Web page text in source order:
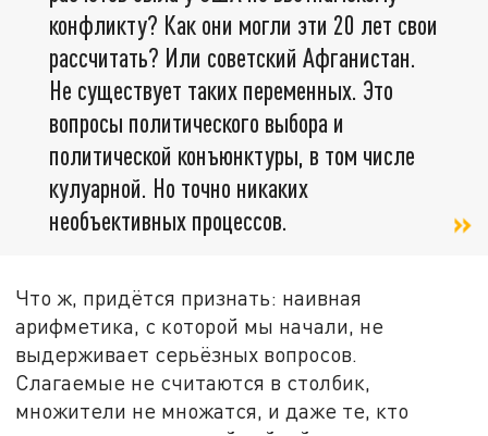
конфликту? Как они могли эти 20 лет свои
рассчитать? Или советский Афганистан.
Не существует таких переменных. Это
вопросы политического выбора и
политической конъюнктуры, в том числе
кулуарной. Но точно никаких
необъективных процессов.
Что ж, придётся признать: наивная
арифметика, с которой мы начали, не
выдерживает серьёзных вопросов.
Слагаемые не считаются в столбик,
множители не множатся, и даже те, кто